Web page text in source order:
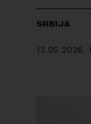
SRBIJA
12.05.2026.